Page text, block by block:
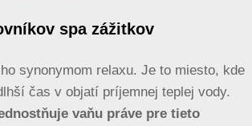
spa zážitkov
synonymom relaxu. Je to miesto, kde
čas v objatí príjemnej teplej vody.
vaňu práve pre tieto